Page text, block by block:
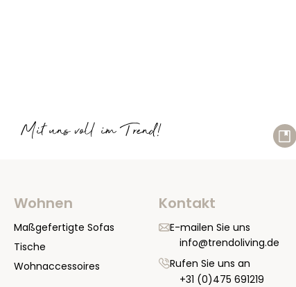
Mit uns voll im Trend!
Wohnen
Maßgefertigte Sofas
Tische
Wohnaccessoires
Kontakt
E-mailen Sie uns
info@trendoliving.de
Rufen Sie uns an
+31 (0)475 691219